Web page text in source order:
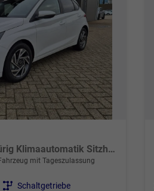
1.0 T-GDI 90PS Trend 5-türig Klimaautomatik Sitzheizung Lenkradheizung Rückf.Kamera PDC Apple CarPlay Android Auto Tempomat Touchscreen 16"LM
mit Tageszulassung
Getriebe Schaltgetriebe